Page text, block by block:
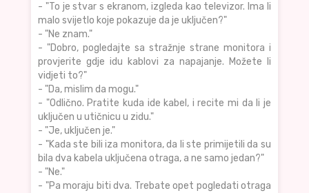
- "To je stvar s ekranom, izgleda kao televizor. Ima li
malo svijetlo koje pokazuje da je uključen?"
- "Ne znam."
- "Dobro, pogledajte sa stražnje strane monitora i
provjerite gdje idu kablovi za napajanje. Možete li
vidjeti to?"
- "Da, mislim da mogu."
- "Odlično. Pratite kuda ide kabel, i recite mi da li je
uključen u utičnicu u zidu."
- "Je, uključen je."
- "Kada ste bili iza monitora, da li ste primijetili da su
bila dva kabela uključena otraga, a ne samo jedan?"
- "Ne."
- "Pa moraju biti dva. Trebate opet pogledati otraga